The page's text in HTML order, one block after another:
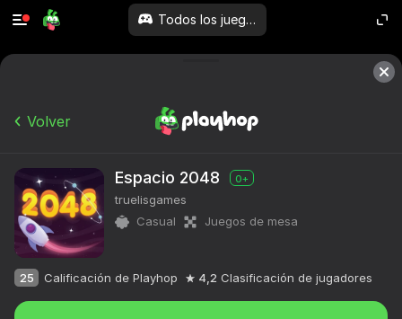
Todos los juegos
Volver
Espacio 2048 0+
truelisgames
Casual
Juegos de mesa
25 Calificación de Playhop 4,2 Clasificación de jugadores